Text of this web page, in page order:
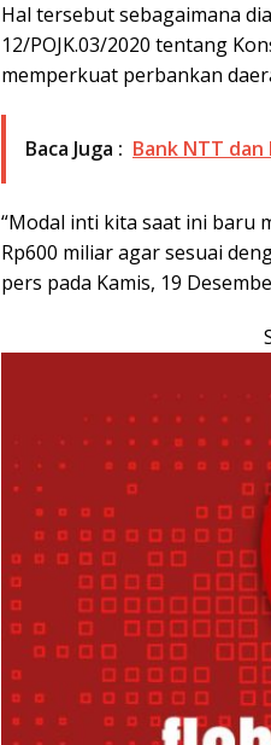
Hal tersebut sebagaimana
12/POJK.03/2020 tentang
memperkuat perbankan
Baca Juga : Bank NTT
“Modal inti kita saat ini baru
Rp600 miliar agar sesuai
pers pada Kamis, 19